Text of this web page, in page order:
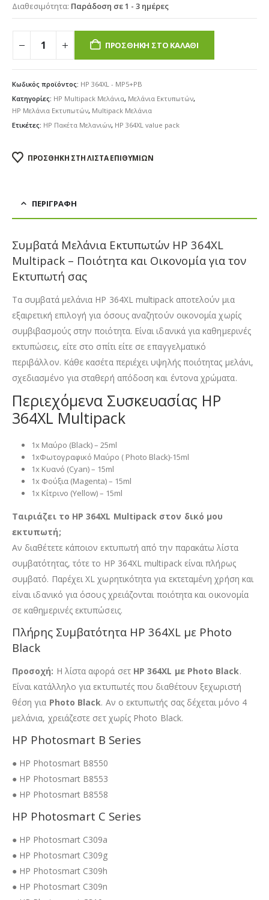
Διαθεσιμότητα: Παράδοση σε 1 - 3 ημέρες
ΠΡΟΣΘΉΚΗ ΣΤΟ ΚΑΛΆΘΙ
Κωδικός προϊόντος: HP 364XL - MP5+PB
Κατηγορίες: HP Multipack Μελάνια, Μελάνια Εκτυπωτών,
HP Μελάνια Εκτυπωτών, Multipack Μελάνια
Ετικέτες: HP Πακέτα Μελανιών, HP 364XL value pack
ΠΡΟΣΘΉΚΗ ΣΤΗ ΛΊΣΤΑ ΕΠΙΘΥΜΙΏΝ
ΠΕΡΙΓΡΑΦΉ
Συμβατά Μελάνια Εκτυπωτών HP 364XL
Multipack – Ποιότητα και Οικονομία για τον
Εκτυπωτή σας
Τα συμβατά μελάνια HP 364XL multipack αποτελούν μια
εξαιρετική επιλογή για όσους αναζητούν οικονομία χωρίς
συμβιβασμούς στην ποιότητα. Είναι ιδανικά για καθημερινές
εκτυπώσεις, είτε στο σπίτι είτε σε επαγγελματικό
περιβάλλον. Κάθε κασέτα περιέχει υψηλής ποιότητας μελάνι,
σχεδιασμένο για σταθερή απόδοση και έντονα χρώματα.
Περιεχόμενα Συσκευασίας HP
364XL Multipack
1x Μαύρο (Black) – 25ml
1xΦωτογραφικό Μαύρο ( Photo Black)-15ml
1x Κυανό (Cyan) – 15ml
1x Φούξια (Magenta) – 15ml
1x Κίτρινο (Yellow) – 15ml
Ταιριάζει το HP 364XL Multipack στον δικό μου
εκτυπωτή;
Αν διαθέτετε κάποιον εκτυπωτή από την παρακάτω λίστα
συμβατότητας, τότε το HP 364XL multipack είναι πλήρως
συμβατό. Παρέχει XL χωρητικότητα για εκτεταμένη χρήση και
είναι ιδανικό για όσους χρειάζονται ποιότητα και οικονομία
σε καθημερινές εκτυπώσεις.
Πλήρης Συμβατότητα HP 364XL με Photo
Black
Προσοχή: Η λίστα αφορά σετ HP 364XL με Photo Black.
Είναι κατάλληλο για εκτυπωτές που διαθέτουν ξεχωριστή
θέση για Photo Black. Αν ο εκτυπωτής σας δέχεται μόνο 4
μελάνια, χρειάζεστε σετ χωρίς Photo Black.
HP Photosmart B Series
● HP Photosmart B8550
● HP Photosmart B8553
● HP Photosmart B8558
HP Photosmart C Series
● HP Photosmart C309a
● HP Photosmart C309g
● HP Photosmart C309h
● HP Photosmart C309n